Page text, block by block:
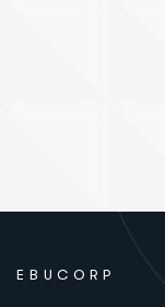
EBUCORP